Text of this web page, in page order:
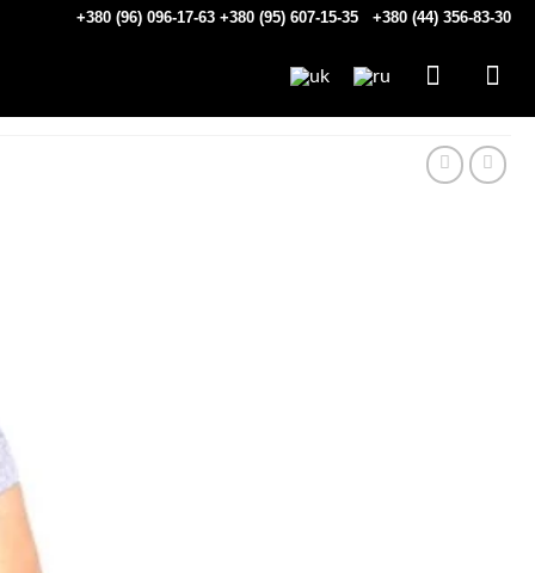
+380 (96) 096-17-63 +380 (95) 607-15-35 +380 (44) 356-83-30